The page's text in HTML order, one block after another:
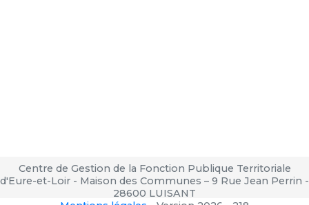
Centre de Gestion de la Fonction Publique Territoriale
d'Eure-et-Loir - Maison des Communes – 9 Rue Jean Perrin -
28600 LUISANT